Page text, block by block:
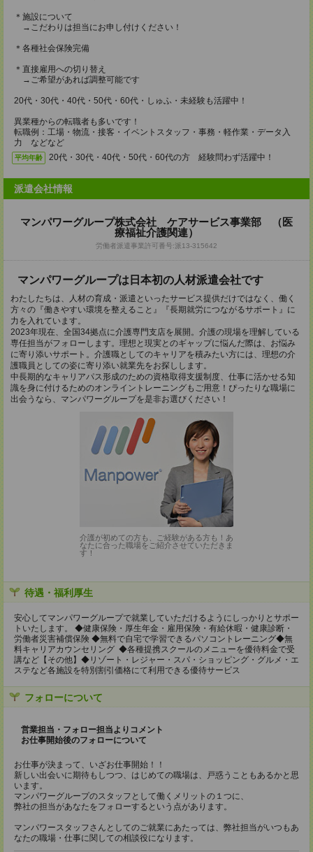
＊施設について
→こだわりは担当にお申し付けください！
＊各種社会保険完備
＊直接雇用への切り替え
→ご希望があれば調整可能です
20代・30代・40代・50代・60代・しゅふ・未経験も活躍中！
異業種からの転職者も多いです！
転職例：工場・物流・接客・イベントスタッフ・事務・軽作業・データ入
力 などなど
平均年齢 20代・30代・40代・50代・60代の方 経験問わず活躍中！
派遣会社情報
マンパワーグループ株式会社 ケアサービス事業部 （医
療福祉介護関連）
労働者派遣事業許可番号:派13-315642
マンパワーグループは日本初の人材派遣会社です
わたしたちは、人材の育成・派遣といったサービス提供だけではなく、働く
方々の『働きやすい環境を整えること』『長期就労につながるサポート』に
力を入れています。
2023年現在、全国34拠点に介護専門支店を展開。介護の現場を理解している
専任担当がフォローします。理想と現実とのギャップに悩んだ際は、お悩み
に寄り添いサポート。介護職としてのキャリアを積みたい方には、理想の介
護職員としての姿に寄り添い就業先をお探しします。
中長期的なキャリアパス形成のための資格取得支援制度、仕事に活かせる知
識を身に付けるためのオンライントレーニングもご用意！ぴったりな職場に
出会うなら、マンパワーグループを是非お選びください！
介護が初めての方も、ご経験がある方も！あ
なたに合った職場をご紹介させていただきま
す！
待遇・福利厚生
安心してマンパワーグループで就業していただけるようにしっかりとサポー
トいたします。 ◆健康保険・厚生年金・雇用保険・有給休暇・健康診断・
労働者災害補償保険 ◆無料で自宅で学習できるパソコントレーニング◆無
料キャリアカウンセリング ◆各種提携スクールのメニューを優待料金で受
講など【その他】◆リゾート・レジャー・スパ・ショッピング・グルメ・エ
ステなど各施設を特別割引価格にて利用できる優待サービス
フォローについて
営業担当・フォロー担当よりコメント
お仕事開始後のフォローについて
お仕事が決まって、いざお仕事開始！！
新しい出会いに期待もしつつ、はじめての職場は、戸惑うこともあるかと思
います。
マンパワーグループのスタッフとして働くメリットの１つに、
弊社の担当があなたをフォローするという点があります。
マンパワースタッフさんとしてのご就業にあたっては、弊社担当がいつもあ
なたの職場・仕事に関しての相談役になります。